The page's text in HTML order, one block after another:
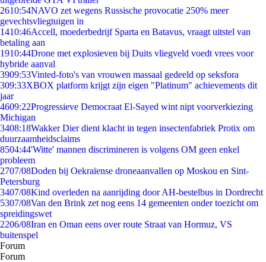
2610:54NAVO zet wegens Russische provocatie 250% meer
gevechtsvliegtuigen in
1410:46Accell, moederbedrijf Sparta en Batavus, vraagt uitstel van
betaling aan
1910:44Drone met explosieven bij Duits vliegveld voedt vrees voor
hybride aanval
3909:53Vinted-foto's van vrouwen massaal gedeeld op seksfora
309:33XBOX platform krijgt zijn eigen "Platinum" achievements dit
jaar
4609:22Progressieve Democraat El-Sayed wint nipt voorverkiezing
Michigan
3408:18Wakker Dier dient klacht in tegen insectenfabriek Protix om
duurzaamheidsclaims
8504:44'Witte' mannen discrimineren is volgens OM geen enkel
probleem
2707/08Doden bij Oekraïense droneaanvallen op Moskou en Sint-
Petersburg
3407/08Kind overleden na aanrijding door AH-bestelbus in Dordrecht
5307/08Van den Brink zet nog eens 14 gemeenten onder toezicht om
spreidingswet
2206/08Iran en Oman eens over route Straat van Hormuz, VS
buitenspel
Forum
Forum